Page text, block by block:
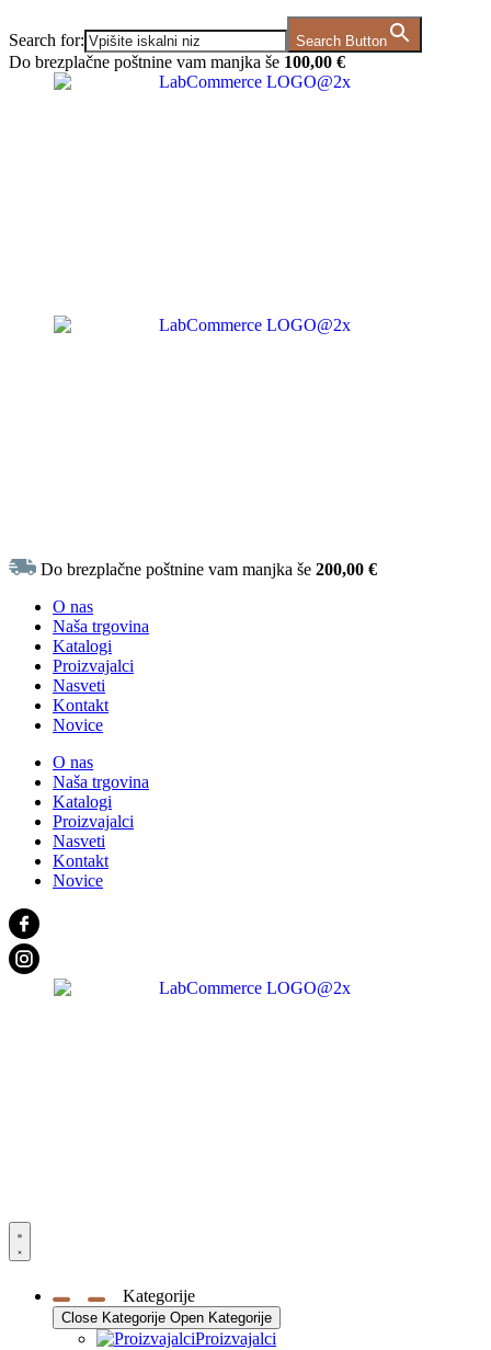
Search for: Search Button
Do brezplačne poštnine vam manjka še 100,00 €
Do brezplačne poštnine vam manjka še200,00€
O nas
Naša trgovina
Katalogi
Proizvajalci
Nasveti
Kontakt
Novice
O nas
Naša trgovina
Katalogi
Proizvajalci
Nasveti
Kontakt
Novice
Kategorije
Close Kategorije Open Kategorije
Proizvajalci